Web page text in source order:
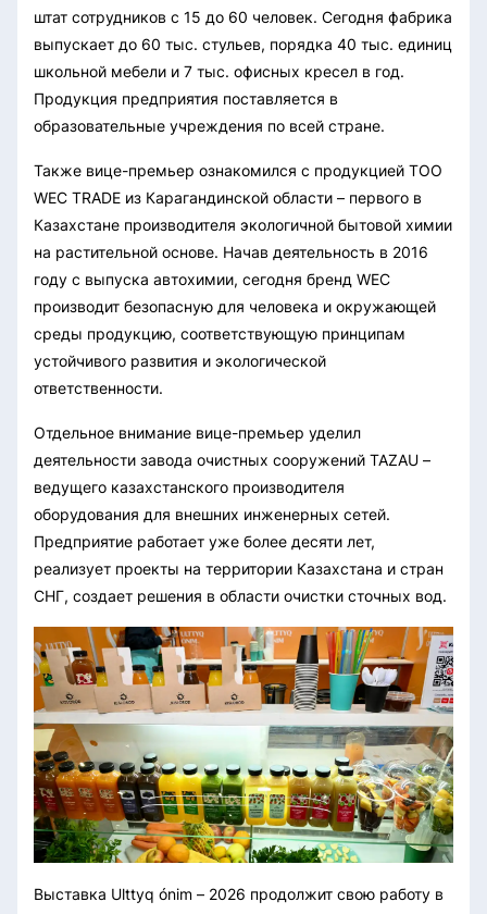
штат сотрудников с 15 до 60 человек. Сегодня фабрика
выпускает до 60 тыс. стульев, порядка 40 тыс. единиц
школьной мебели и 7 тыс. офисных кресел в год.
Продукция предприятия поставляется в
образовательные учреждения по всей стране.
Также вице-премьер ознакомился с продукцией ТОО
WEC TRADE из Карагандинской области – первого в
Казахстане производителя экологичной бытовой химии
на растительной основе. Начав деятельность в 2016
году с выпуска автохимии, сегодня бренд WEC
производит безопасную для человека и окружающей
среды продукцию, соответствующую принципам
устойчивого развития и экологической
ответственности.
Отдельное внимание вице-премьер уделил
деятельности завода очистных сооружений TAZAU –
ведущего казахстанского производителя
оборудования для внешних инженерных сетей.
Предприятие работает уже более десяти лет,
реализует проекты на территории Казахстана и стран
СНГ, создает решения в области очистки сточных вод.
Выставка Ulttyq ónim – 2026 продолжит свою работу в